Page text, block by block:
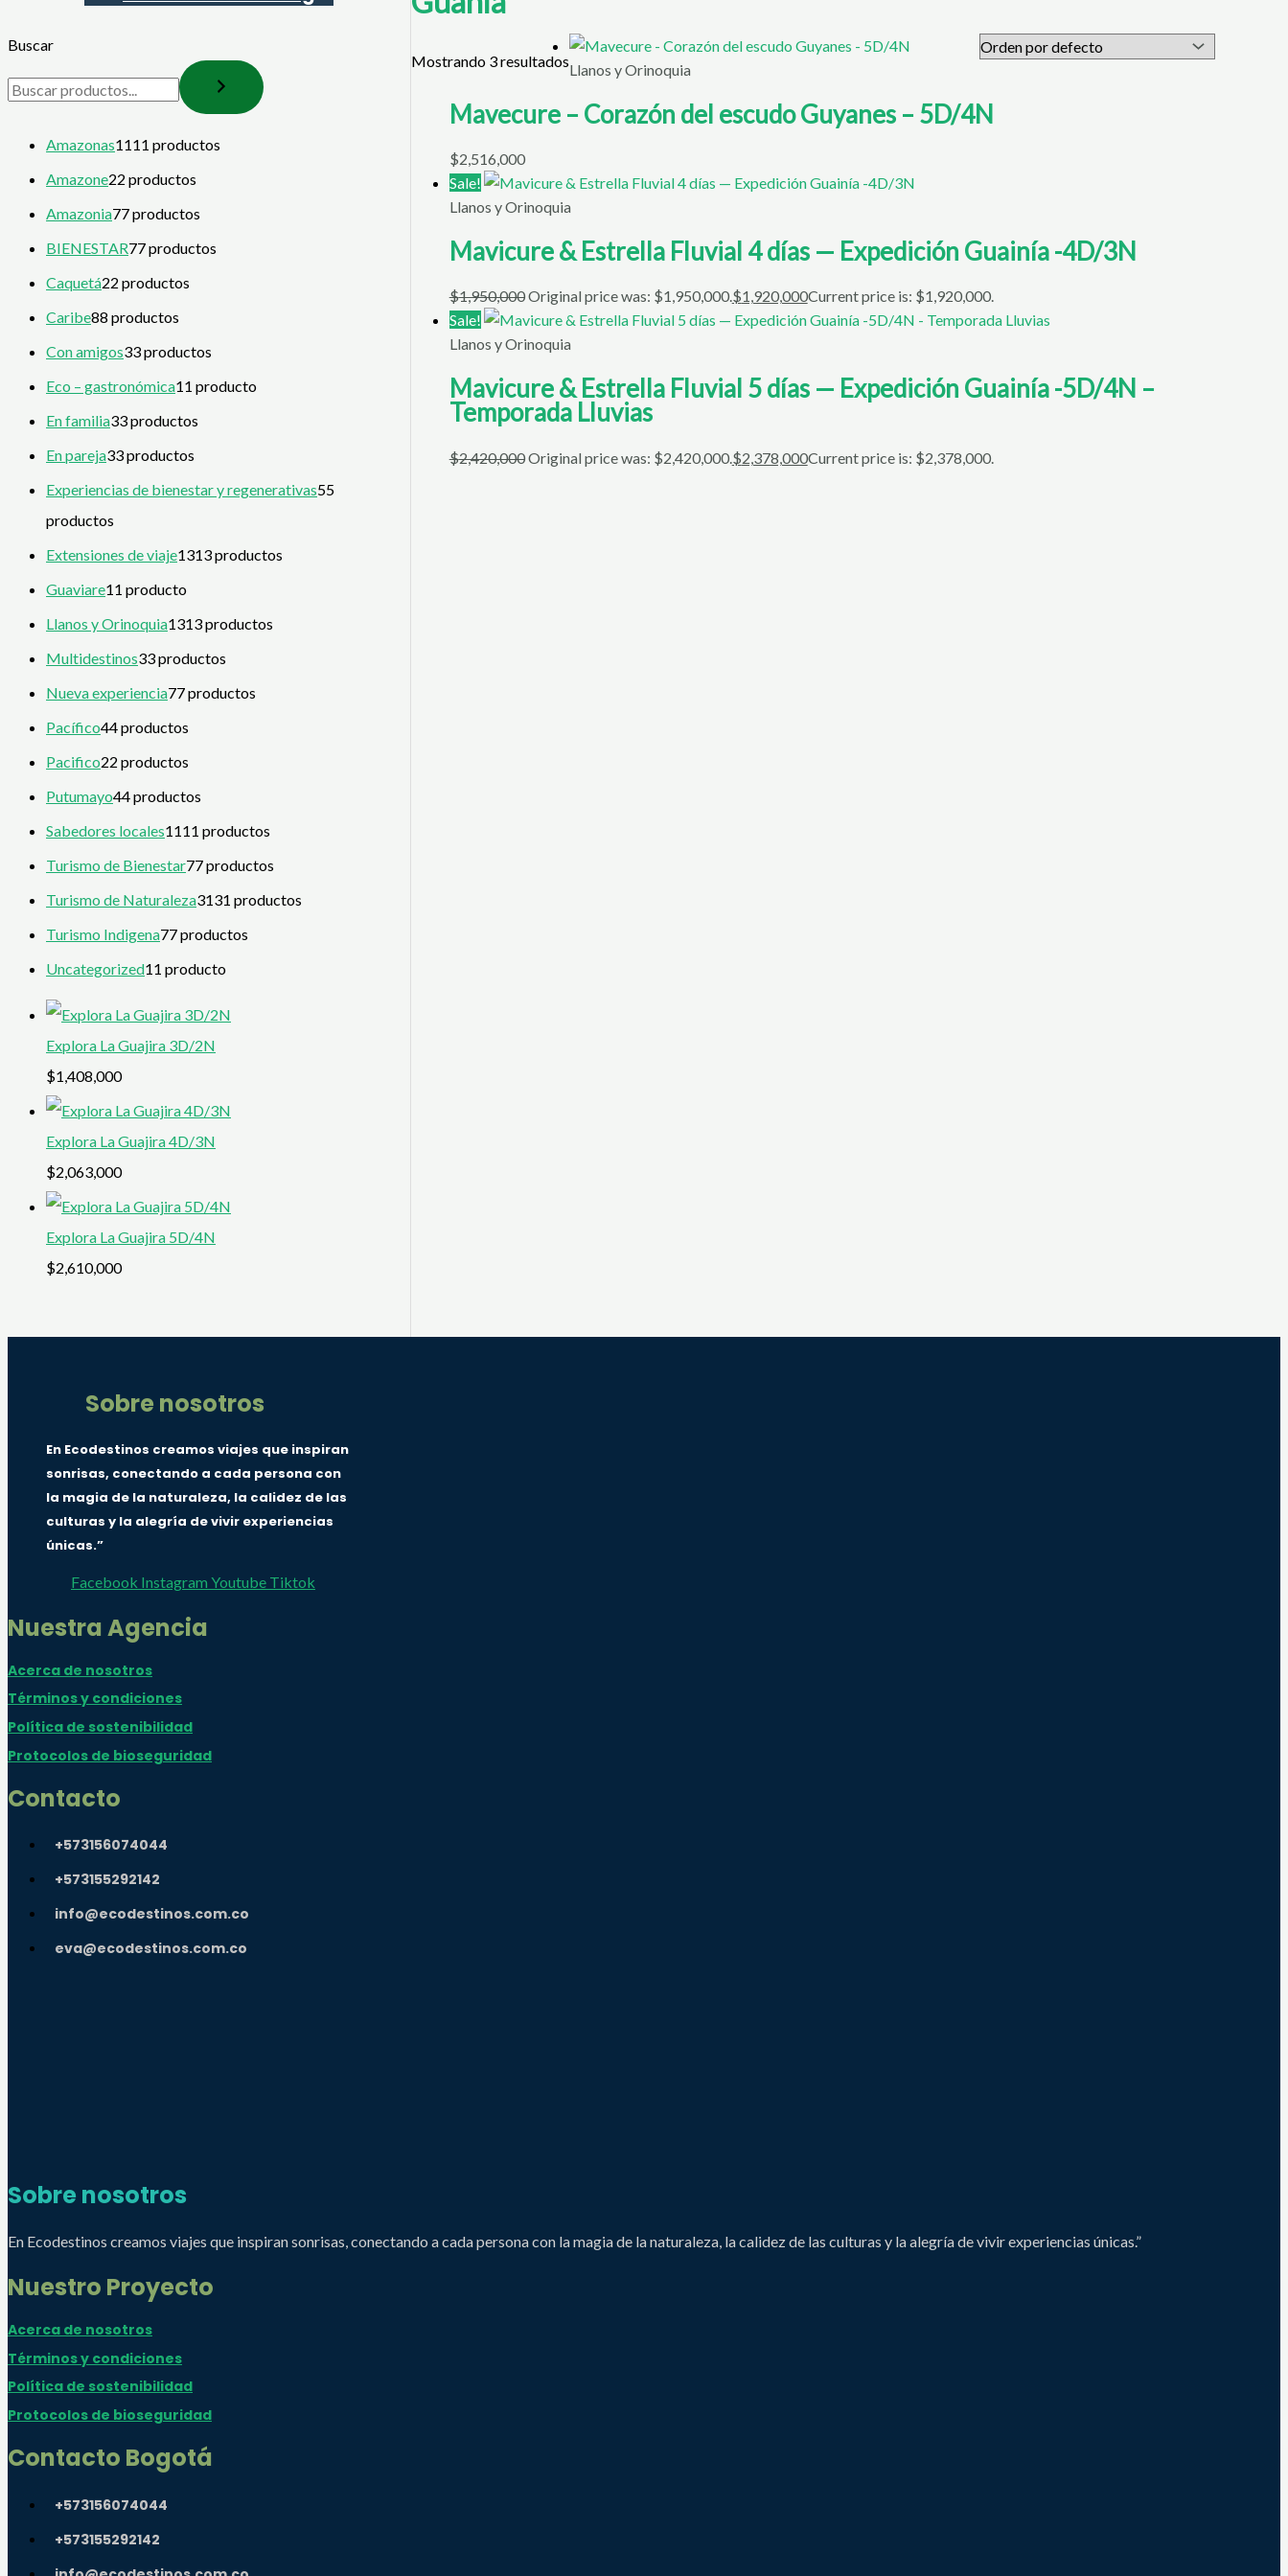
Buscar
Amazonas1111 productos
Amazone22 productos
Amazonia77 productos
BIENESTAR77 productos
Caquetá22 productos
Caribe88 productos
Con amigos33 productos
Eco – gastronómica11 producto
En familia33 productos
En pareja33 productos
Experiencias de bienestar y regenerativas55
productos
Extensiones de viaje1313 productos
Guaviare11 producto
Llanos y Orinoquia1313 productos
Multidestinos33 productos
Nueva experiencia77 productos
Pacífico44 productos
Pacifico22 productos
Putumayo44 productos
Sabedores locales1111 productos
Turismo de Bienestar77 productos
Turismo de Naturaleza3131 productos
Turismo Indigena77 productos
Uncategorized11 producto
Explora La Guajira 3D/2N
$1,408,000
Explora La Guajira 4D/3N
$2,063,000
Explora La Guajira 5D/4N
$2,610,000
Mostrando 3 resultadosLlanos y Orinoquia
Mavecure – Corazón del escudo Guyanes – 5D/4N
$2,516,000
Sale!
Llanos y Orinoquia
Mavicure & Estrella Fluvial 4 días — Expedición Guainía -4D/3N
$1,950,000Original price was: $1,950,000.$1,920,000Current price is: $1,920,000.
Sale!
Llanos y Orinoquia
Mavicure & Estrella Fluvial 5 días — Expedición Guainía -5D/4N –
Temporada Lluvias
$2,420,000Original price was: $2,420,000. $2,378,000Current price is: $2,378,000.
Sobre nosotros
En Ecodestinos creamos viajes que inspiran
sonrisas, conectando a cada persona con
la magia de la naturaleza, la calidez de las
culturas y la alegría de vivir experiencias
únicas.”
Facebook Instagram Youtube Tiktok
Nuestra Agencia
Acerca de nosotros
Términos y condiciones
Política de sostenibilidad
Protocolos de bioseguridad
Contacto
+573156074044
+573155292142
info@ecodestinos.com.co
eva@ecodestinos.com.co
Sobre nosotros
En Ecodestinos creamos viajes que inspiran sonrisas, conectando a cada persona con la magia de la naturaleza, la calidez de las culturas y la alegría de vivir experiencias únicas.”
Nuestro Proyecto
Acerca de nosotros
Términos y condiciones
Política de sostenibilidad
Protocolos de bioseguridad
Contacto Bogotá
+573156074044
+573155292142